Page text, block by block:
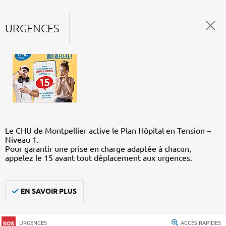
URGENCES
Le CHU de Montpellier active le Plan Hôpital en Tension –
Niveau 1.
Pour garantir une prise en charge adaptée à chacun,
appelez le 15 avant tout déplacement aux urgences.
EN SAVOIR PLUS
URGENCES ACCÈS RAPIDES